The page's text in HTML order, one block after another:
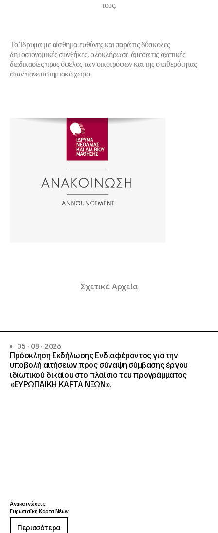
τους.
Το Ίδρυμα με αίσθημα ευθύνης και παρά τις δύσκολες
δημοσιονομικές συνθήκες, ολοκλήρωσε άμεσα τις σχετικές
διαδικασίες προς όφελος των οικοτρόφων και της σταθερότητας
στον πανεπιστημιακό χώρο.
Σχετικά Αρχεία
05 · 08 · 2026
Πρόσκληση Εκδήλωσης Ενδιαφέροντος για την
υποβολή αιτήσεων προς σύναψη σύμβασης έργου
ιδιωτικού δικαίου στο πλαίσιο του προγράμματος
«ΕΥΡΩΠΑΪΚΗ ΚΑΡΤΑ ΝΕΩΝ».
Ανακοινώσεις
Ευρωπαϊκή Κάρτα Νέων
Περισσότερα